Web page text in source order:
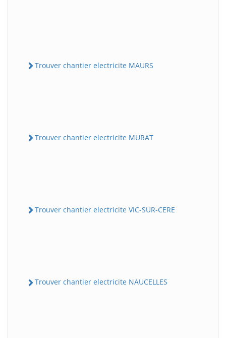
Trouver chantier electricite MAURS
Trouver chantier electricite MURAT
Trouver chantier electricite VIC-SUR-CERE
Trouver chantier electricite NAUCELLES